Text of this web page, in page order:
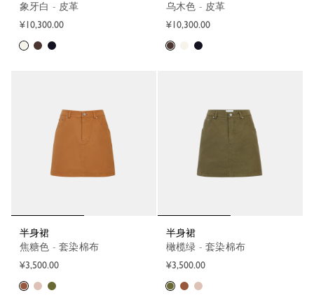
象牙白 - 皮革
¥10,300.00
乌木色 - 皮革
¥10,300.00
半身裙
焦糖色 - 套染棉布
¥3,500.00
半身裙
橄榄绿 - 套染棉布
¥3,500.00